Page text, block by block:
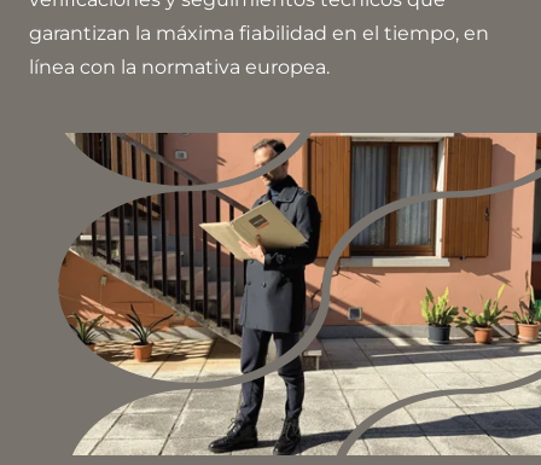
garantizan la máxima fiabilidad en el tiempo, en
línea con la normativa europea.